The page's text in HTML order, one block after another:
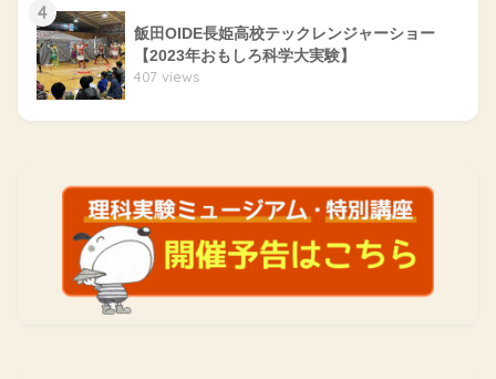
4
飯田OIDE長姫高校テックレンジャーショー
【2023年おもしろ科学大実験】
407 views